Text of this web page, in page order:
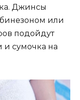
Джинсы
или
подойдут
и сумочка на